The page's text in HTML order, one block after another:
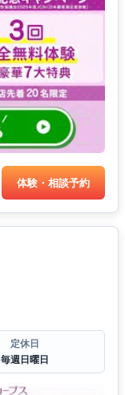
体験・相談予約
定休日
毎週日曜日